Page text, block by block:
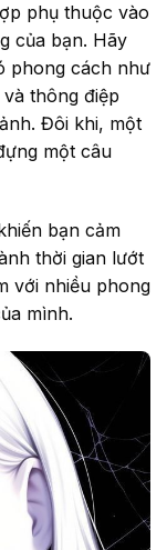
phụ thuộc vào
của bạn. Hãy
phong cách như
thông điệp
Đôi khi, một
một câu
bạn cảm
thời gian lướt
với nhiều phong
mình.